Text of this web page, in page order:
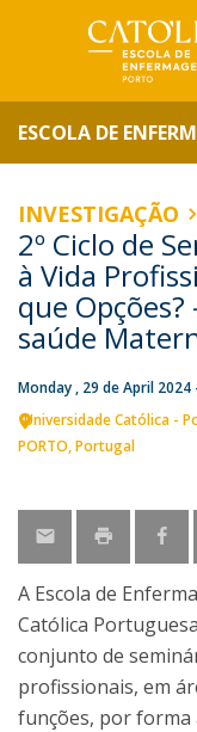
ESCOLA DE
INVESTIGAÇÃO
2º Ciclo de
à Vida
que
saúde
Monday , 29 de April 2024
Universidade Católica -
PORTO Portugal
A Escola de
Católica
conjunto de
profissionais, em
funções, por forma